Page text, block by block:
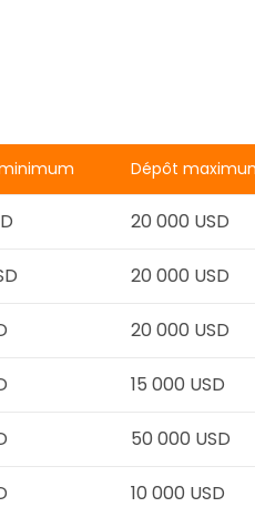
Dépôt
20 000 USD
20 000 USD
20 000 USD
15 000 USD
50 000 USD
10 000 USD